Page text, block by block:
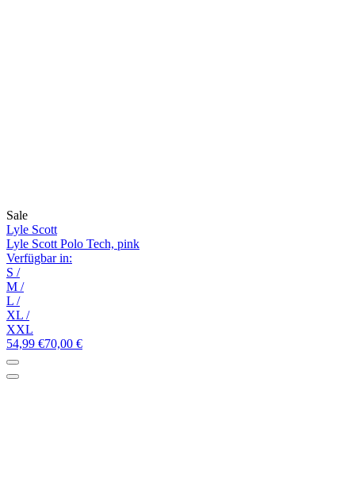
Sale
Lyle Scott
Lyle Scott Polo Tech, pink
Verfügbar in:
S /
M /
L /
XL /
XXL
54,99 €70,00 €